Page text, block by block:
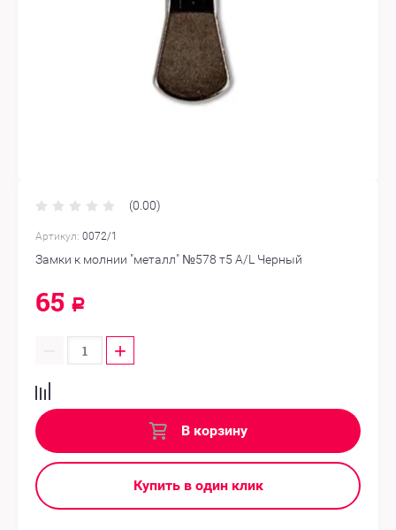
(0.00)
Артикул: 0072/1
Замки к молнии "металл" №578 т5 A/L Черный
65 Р
− +
В корзину
Купить в один клик